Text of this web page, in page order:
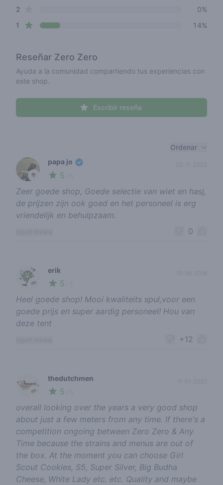
2
0%
1 star reviews 14%
Reseñar Zero Zero
Ayuda a la comunidad compartiendo tus experiencias con
este shop.
Escribir reseña
Ordenar
🥦
papa jo
5
02-11-2023
Zeer goede shop, Goede selectie van wiet en hasj,
de prijzen zijn ook goed en het personeel is erg
vriendelijk en behulpzaam.
0
🌱
erik
5
Heel goede shop! Mooi kwaliteits spul,voor een
goede prijs en super aardig personeel! Hou van
deze tent
+12
🌱
thedutchmen
5
overall looking over the years a very good shop
about just a few meters from any time. If there's a
competition ongoing between Zero Zero & Any
Time because the strains and menus are out of
the box. At the moment you can choose Girl
Scout Cookies, S5, Super Silver, Big Budha
Cheese, White Lady etc. etc. Quality and maybe